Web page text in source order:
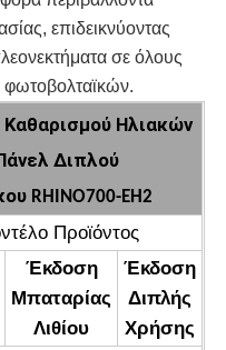
επιδεικνύοντας
σε όλους
Ηλιακών
Διπλού
RHINO700-EH2
Προϊόντος
Έκδοση
Μπαταρίας
Λιθίου
Έκδοση
Διπλής
Χρήσης